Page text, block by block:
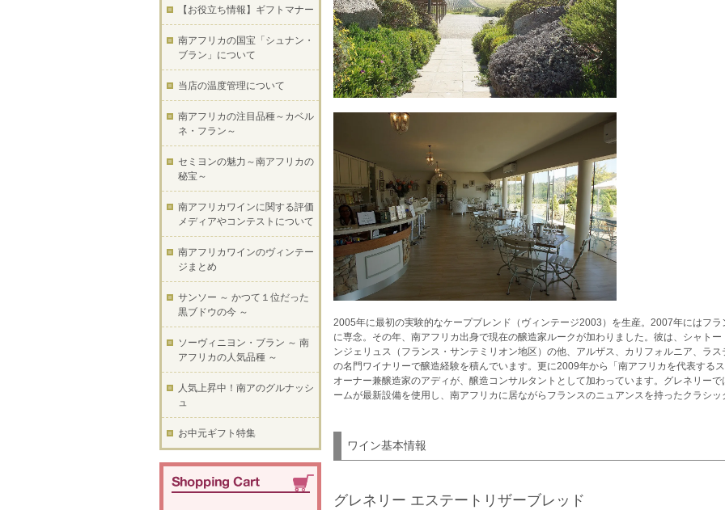
2005年に最初の実験的なケープブレンド（ヴィンテージ2003）を生産。2007年にはフ
に専念。その年、南アフリカ出身で現在の醸造家ルークが加わりました。彼は、シャト
ンジェリュス（フランス・サンテミリオン地区）の他、アルザス、カリフォルニア、ラ
の名門ワイナリーで醸造経験を積んでいます。更に2009年から「南アフリカを代表する
オーナー兼醸造家のアディが、醸造コンサルタントとして加わっています。グレネリー
ームが最新設備を使用し、南アフリカに居ながらフランスのニュアンスを持ったクラシッ
ワイン基本情報
グレネリー エステートリザーブレッド
【お役立ち情報】ギフトマナー
南アフリカの国宝「シュナン・
ブラン」について
当店の温度管理について
南アフリカの注目品種～カベル
ネ・フラン～
セミヨンの魅力～南アフリカの
秘宝～
南アフリカワインに関する評価
メディアやコンテストについて
南アフリカワインのヴィンテー
ジまとめ
サンソー ～ かつて１位だった
黒ブドウの今 ～
ソーヴィニヨン・ブラン ～ 南
アフリカの人気品種 ～
人気上昇中！南アのグルナッシ
ュ
お中元ギフト特集